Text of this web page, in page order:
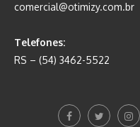
comercial@otimizy.com.br
Telefones:
RS – (54) 3462-5522